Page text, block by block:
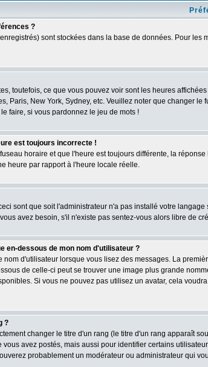
?
sont stockées dans la base de données. Pour les
toutefois, ce que vous pouvez voir sont les heures
Paris, New York, Sydney, etc. Veuillez noter que changer
faire, si vous pardonnez le jeu de mots !
est toujours incorrecte !
horaire et que l'heure est toujours différente, la
heure par rapport à l'heure locale réelle.
sont que soit l'administrateur n'a pas installé votre
avez besoin, s'il n'existe pas sentez-vous alors libre de
en-dessous de mon nom d'utilisateur ?
nom d'utilisateur lorsque vous lisez des messages. La
de celle-ci peut se trouver une image plus grande
Si vous ne pouvez pas utilisez un avatar, cela
?
changer le titre d'un rang (le titre d'un rang apparaît
avez postés, mais aussi pour identifier certains
probablement un modérateur ou administrateur qui